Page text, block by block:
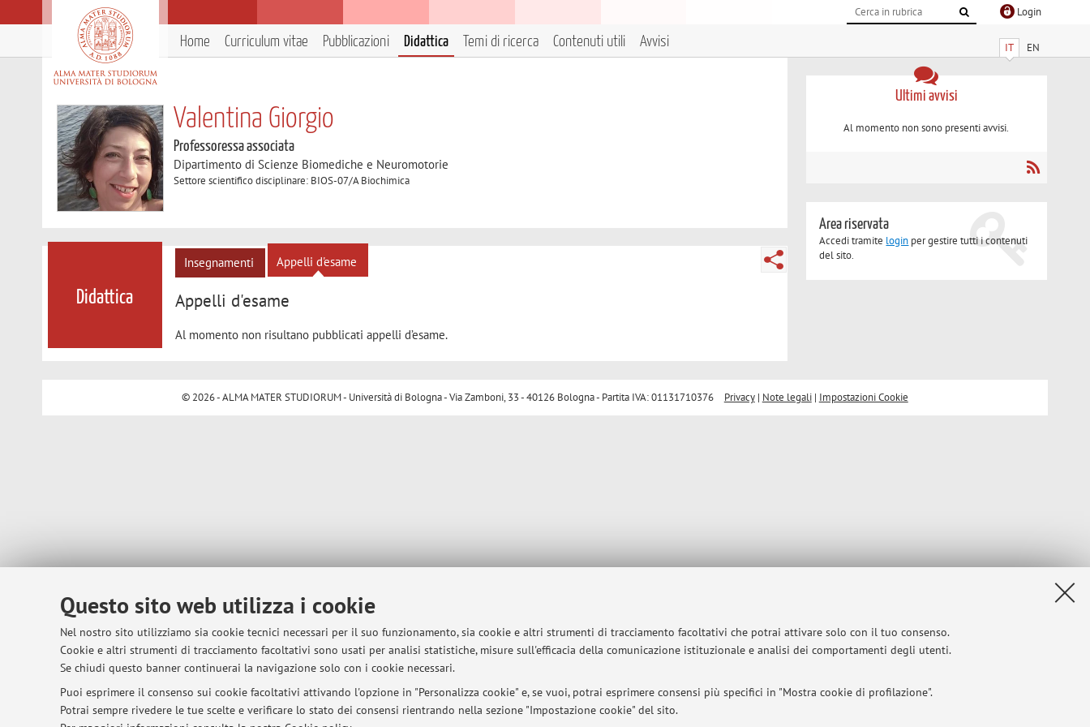
Questo sito web utilizza i cookie
Nel nostro sito utilizziamo sia cookie tecnici necessari per il suo funzionamento, sia cookie e altri strumenti di tracciamento facoltativi che potrai attivare solo con il tuo consenso.
Cookie e altri strumenti di tracciamento facoltativi sono usati per analisi statistiche, misure sull'efficacia della comunicazione istituzionale e analisi dei comportamenti degli utenti.
Se chiudi questo banner continuerai la navigazione solo con i cookie necessari.
Puoi esprimere il consenso sui cookie facoltativi attivando l'opzione in "Personalizza cookie" e, se vuoi, potrai esprimere consensi più specifici in "Mostra cookie di profilazione".
Potrai sempre rivedere le tue scelte e verificare lo stato dei consensi rientrando nella sezione "Impostazione cookie" del sito.
Login
IT EN
Home Curriculum vitae Pubblicazioni Didattica Temi di ricerca Contenuti utili Avvisi
Valentina Giorgio
Professoressa associata
Dipartimento di Scienze Biomediche e Neuromotorie
Settore scientifico disciplinare: BIOS-07/A Biochimica
Didattica
Insegnamenti Appelli d'esame
Appelli d'esame
Al momento non risultano pubblicati appelli d’esame.
Ultimi avvisi
Al momento non sono presenti avvisi.
Area riservata
Accedi tramite login per gestire tutti i contenuti
del sito.
© 2026 - ALMA MATER STUDIORUM - Università di Bologna - Via Zamboni, 33 - 40126 Bologna - Partita IVA: 01131710376 Privacy| Note legali| Impostazioni Cookie